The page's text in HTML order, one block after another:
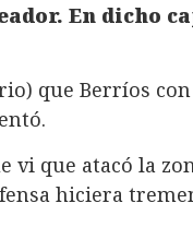
En dicho
que Berríos
vi que atacó la
hiciera